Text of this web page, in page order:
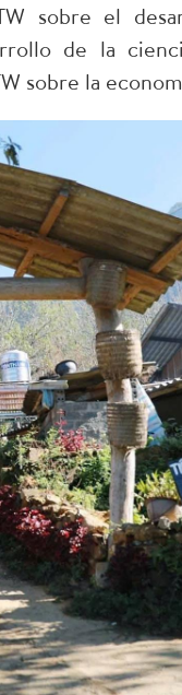
sobre el
de la
sobre la